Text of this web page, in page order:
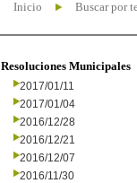
Inicio Buscar por
Resoluciones Municipales
2017/01/11
2017/01/04
2016/12/28
2016/12/21
2016/12/07
2016/11/30